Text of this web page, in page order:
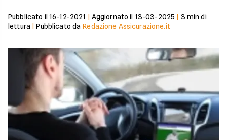
Pubblicato il 16-12-2021 Aggiornato il 13-03-2025 3 min di
lettura |Pubblicato da Redazione Assicurazione.it